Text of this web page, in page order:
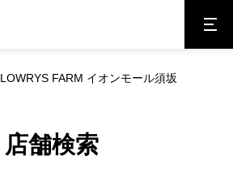
LOWRYS FARM イオンモール須坂
店舗検索